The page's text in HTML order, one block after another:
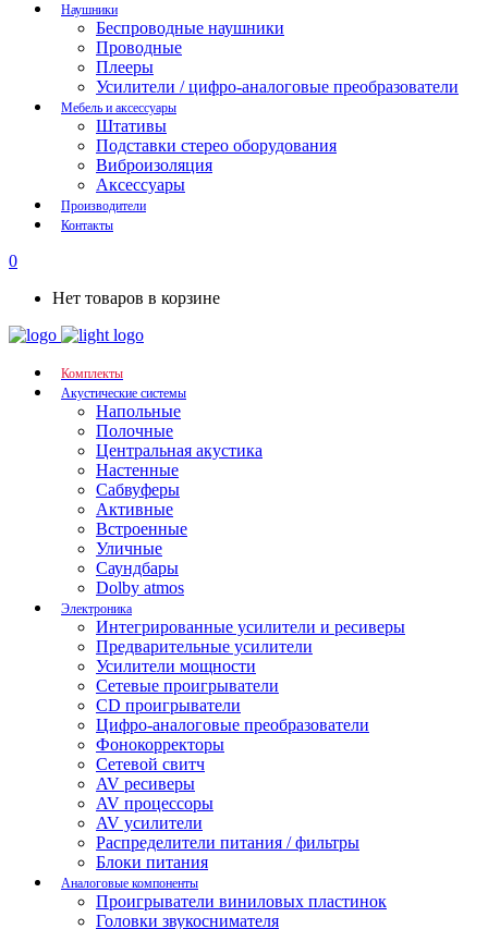
Наушники
Беспроводные наушники
Проводные
Плееры
Усилители / цифро-аналоговые преобразователи
Мебель и аксессуары
Штативы
Подставки стерео оборудования
Виброизоляция
Аксессуары
Производители
Контакты
0
Нет товаров в корзине
Комплекты
Акустические системы
Напольные
Полочные
Центральная акустика
Настенные
Сабвуферы
Активные
Встроенные
Уличные
Саундбары
Dolby atmos
Электроника
Интегрированные усилители и ресиверы
Предварительные усилители
Усилители мощности
Сетевые проигрыватели
CD проигрыватели
Цифро-аналоговые преобразователи
Фонокорректоры
Сетевой свитч
AV ресиверы
AV процессоры
AV усилители
Распределители питания / фильтры
Блоки питания
Аналоговые компоненты
Проигрыватели виниловых пластинок
Головки звукоснимателя